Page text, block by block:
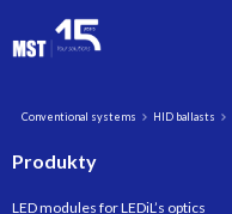
Conventional systems HID ballasts
Produkty
LED modules for LEDiL’s optics